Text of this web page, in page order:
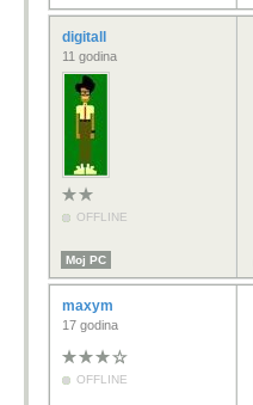
digitall
11 godina
OFFLINE
Moj PC
maxym
17 godina
OFFLINE